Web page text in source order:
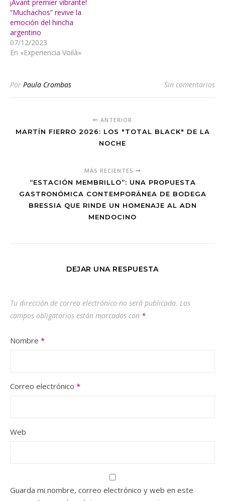
¡Avant premier vibrante!
“Muchachos” revive la
emoción del hincha
argentino
07/12/2023
En «Experiencia Voilà»
Por Paula Crombas Sin comentarios
ANTERIOR
MARTÍN FIERRO 2026: LOS "TOTAL BLACK" DE LA
NOCHE
MÁS RECIENTES
“ESTACIÓN MEMBRILLO”: UNA PROPUESTA
GASTRONÓMICA CONTEMPORÁNEA DE BODEGA
BRESSIA QUE RINDE UN HOMENAJE AL ADN
MENDOCINO
DEJAR UNA RESPUESTA
Tu dirección de correo electrónico no será publicada. Los
campos obligatorios están marcados con *
Nombre *
Correo electrónico *
Web
Guarda mi nombre, correo electrónico y web en este